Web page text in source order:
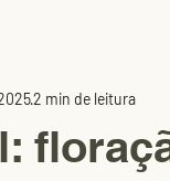
2 min de leitura